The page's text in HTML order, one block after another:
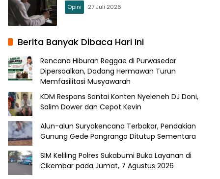
Opini 27 Juli 2026
Berita Banyak Dibaca Hari Ini
Rencana Hiburan Reggae di Purwasedar
Dipersoalkan, Dadang Hermawan Turun
Memfasilitasi Musyawarah
KDM Respons Santai Konten Nyeleneh DJ Doni,
Salim Dower dan Cepot Kevin
Alun-alun Suryakencana Terbakar, Pendakian
Gunung Gede Pangrango Ditutup Sementara
SIM Keliling Polres Sukabumi Buka Layanan di
Cikembar pada Jumat, 7 Agustus 2026